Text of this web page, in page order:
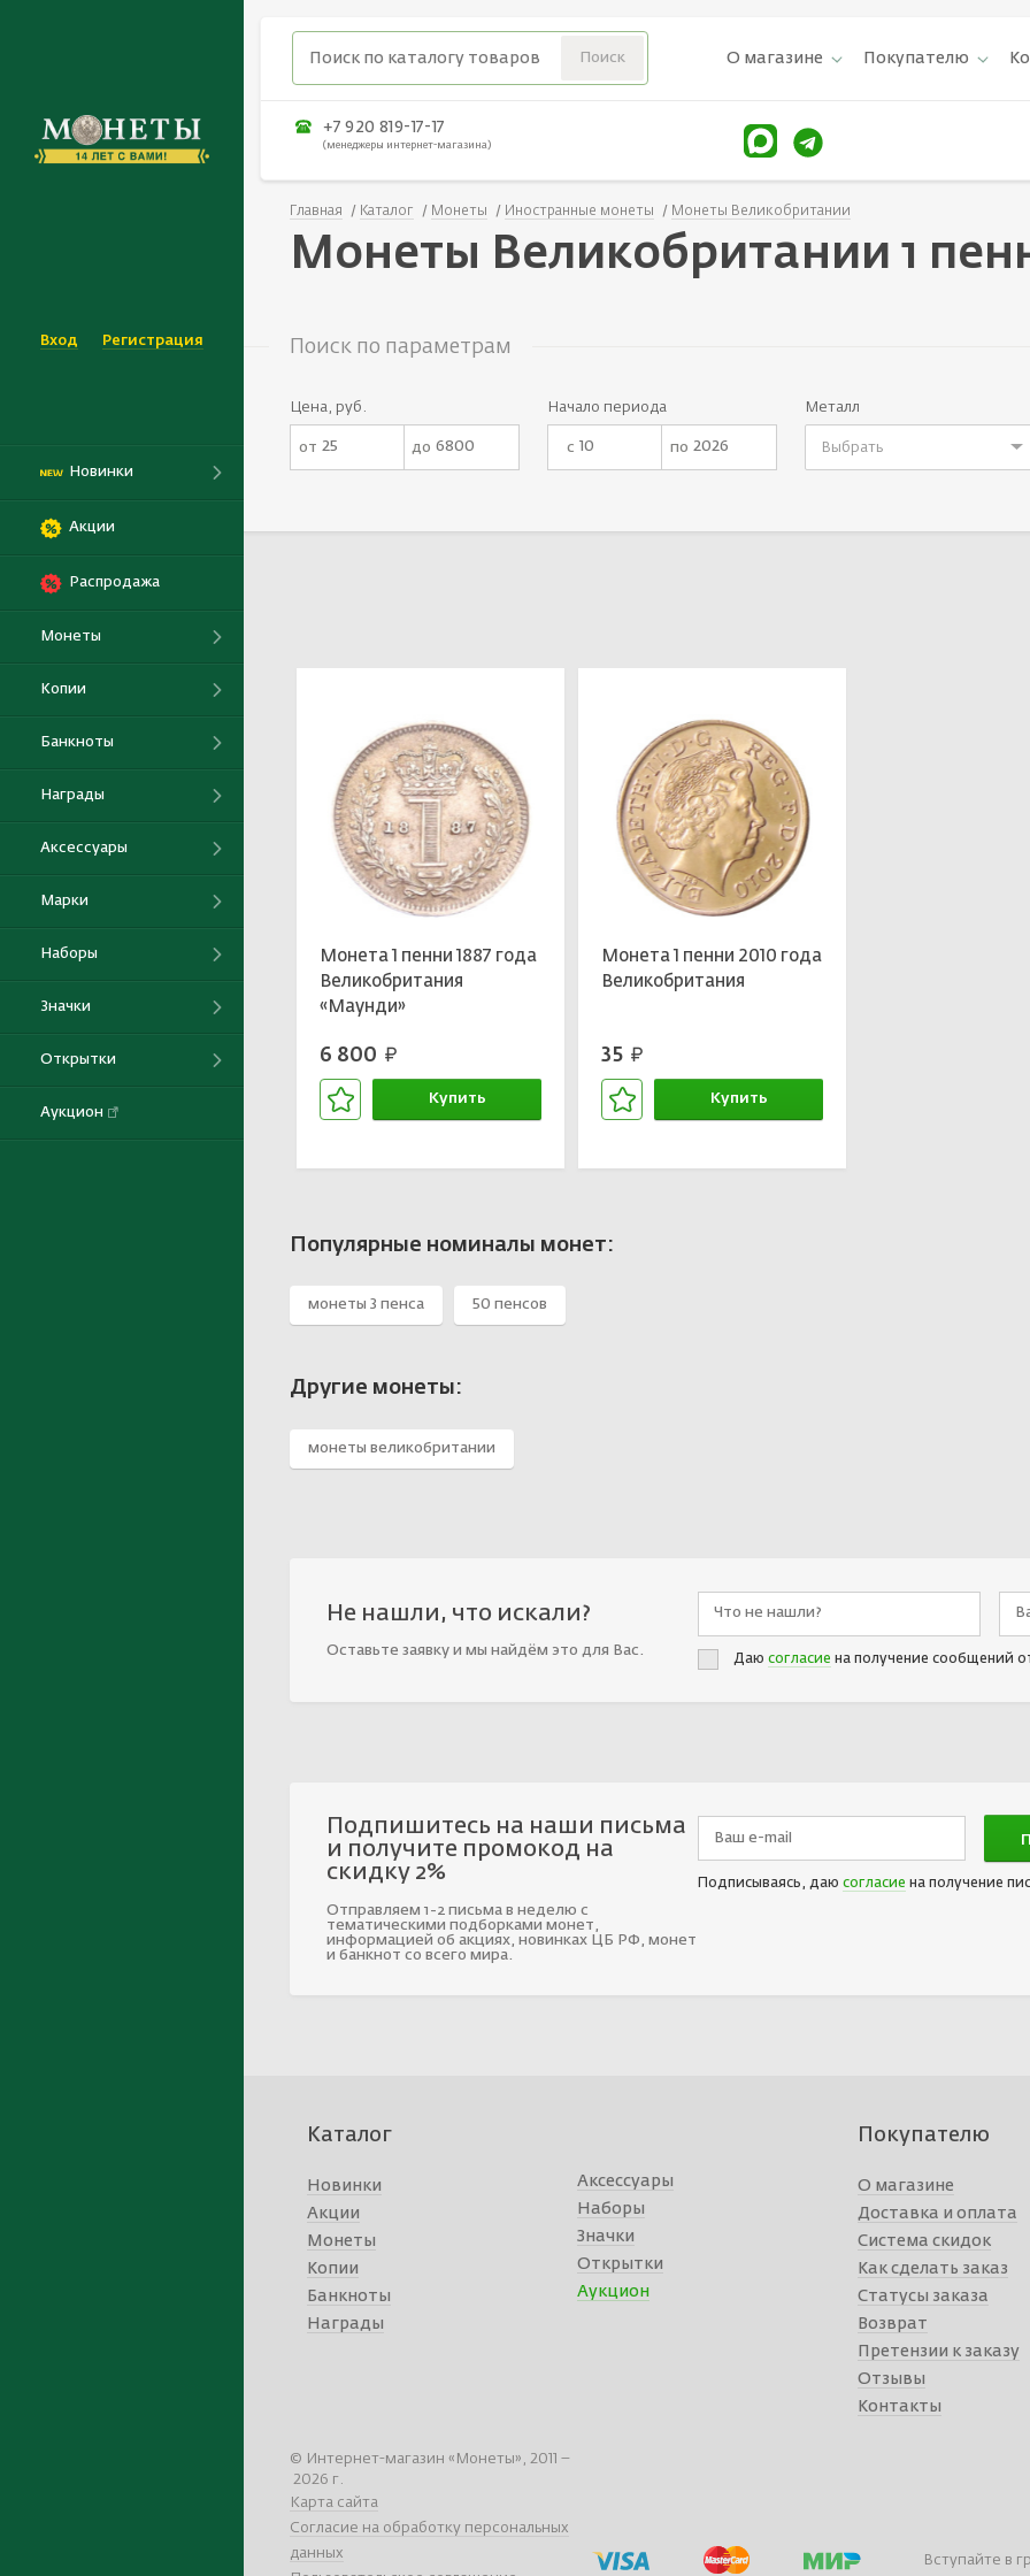
Вход Регистрация
Новинки
Акции
Распродажа
Монеты
Копии
Банкноты
Награды
Аксессуары
Марки
Наборы
Значки
Открытки
Аукцион
О магазине Покупателю
+7 920 819-17-17
(менеджеры интернет-магазина)
Главная Каталог Монеты Иностранные монеты Монеты Великобритании
Монеты Великобритании 1
Поиск по параметрам
Цена, руб.
от до
Начало периода
с по
Металл
Выбрать
Монета 1 пенни 1887 года
Великобритания
«Маунди»
6 800 руб.
Купить
Монета 1 пенни 2010 года
Великобритания
35 руб.
Купить
Популярные номиналы монет:
монеты 3 пенса 50 пенсов
Другие монеты:
монеты великобритании
Не нашли, что искали?
Оставьте заявку и мы найдём это для Вас.
Даю согласие на получение сообщений
Подпишитесь на наши письма
и получите промокод на
скидку 2%
Отправляем 1-2 письма в неделю с
тематическими подборками монет,
информацией об акциях, новинках ЦБ РФ, монет
и банкнот со всего мира.
Подписываясь, даю согласие на получение
Каталог
Новинки
Акции
Монеты
Копии
Банкноты
Награды
Аксессуары
Наборы
Значки
Открытки
Аукцион
Покупателю
О магазине
Доставка и оплата
Система скидок
Как сделать заказ
Статусы заказа
Возврат
Претензии к заказу
Отзывы
Контакты
© Интернет-магазин «Монеты», 2011 –
2026 г.
Карта сайта
Согласие на обработку персональных
данных
Вступайте в